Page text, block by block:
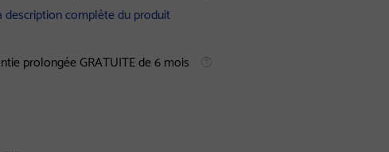
description complète du produit
prolongée GRATUITE de 6 mois